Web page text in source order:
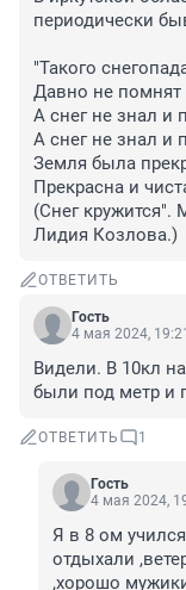
периодически
"Такого
Давно не помнят
А снег не знал и
А снег не знал и
Земля была
Прекрасна и
(Снег кружится".
Лидия Козлова.)
ОТВЕТИТЬ
Гость
4 мая 2024, 19:21
Видели. В 10кл
были под метр и
ОТВЕТИТЬ 1
Гость
4 мая 2024,
Я в 8 ом
отдыхали
,хорошо